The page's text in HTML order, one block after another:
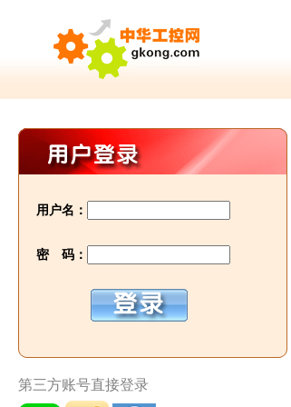
用户名：
密 码：
第三方账号直接登录